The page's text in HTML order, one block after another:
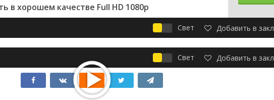
в хорошем качестве Full HD 1080p
Свет Добавить в
Свет Добавить в